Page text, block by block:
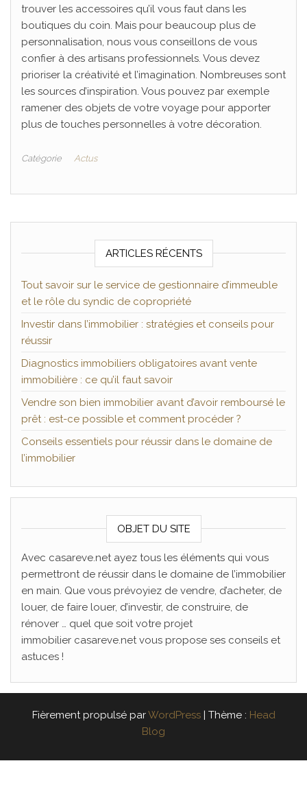
trouver les accessoires qu’il vous faut dans les
boutiques du coin. Mais pour beaucoup plus de
personnalisation, nous vous conseillons de vous
confier à des artisans professionnels. Vous devez
prioriser la créativité et l’imagination. Nombreuses sont
les sources d’inspiration. Vous pouvez par exemple
ramener des objets de votre voyage pour apporter
plus de touches personnelles à votre décoration.
Catégorie Actus
ARTICLES RÉCENTS
Tout savoir sur le service de gestionnaire d’immeuble
et le rôle du syndic de copropriété
Investir dans l’immobilier : stratégies et conseils pour
réussir
Diagnostics immobiliers obligatoires avant vente
immobilière : ce qu’il faut savoir
Vendre son bien immobilier avant d’avoir remboursé le
prêt : est-ce possible et comment procéder ?
Conseils essentiels pour réussir dans le domaine de
l’immobilier
OBJET DU SITE
Avec casareve.net ayez tous les éléments qui vous
permettront de réussir dans le domaine de l’immobilier
en main. Que vous prévoyiez de vendre, d’acheter, de
louer, de faire louer, d’investir, de construire, de
rénover … quel que soit votre projet
immobilier casareve.net vous propose ses conseils et
astuces !
Fièrement propulsé parWordPress | Thème : Head
Blog